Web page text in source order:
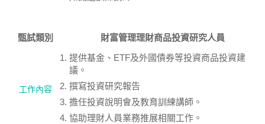
甄試類別 財富管理理財商品投資研究人員
工作內容
提供基金、ETF及外國債券等投資商品投資建
議。
撰寫投資研究報告
擔任投資說明會及教育訓練講師。
協助理財人員業務推展相關工作。